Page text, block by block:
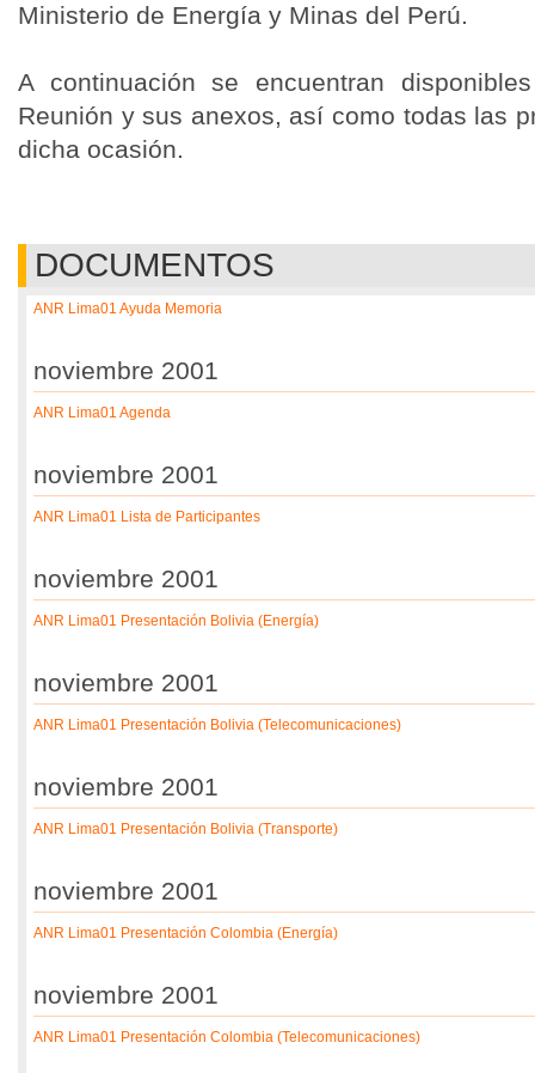
Ministerio de Energía y Minas del Perú.
A continuación se encuentran
Reunión y sus anexos, así como todas las
dicha ocasión.
DOCUMENTOS
ANR Lima01 Ayuda Memoria
noviembre 2001
ANR Lima01 Agenda
noviembre 2001
ANR Lima01 Lista de Participantes
noviembre 2001
ANR Lima01 Presentación Bolivia (Energía)
noviembre 2001
ANR Lima01 Presentación Bolivia (Telecomunicaciones)
noviembre 2001
ANR Lima01 Presentación Bolivia (Transporte)
noviembre 2001
ANR Lima01 Presentación Colombia (Energía)
noviembre 2001
ANR Lima01 Presentación Colombia (Telecomunicaciones)